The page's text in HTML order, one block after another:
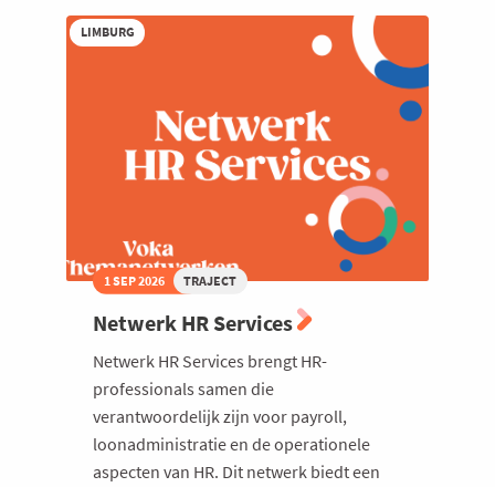
LIMBURG
1 SEP 2026 TRAJECT
Netwerk HR Services
Netwerk HR Services brengt HR-
professionals samen die
verantwoordelijk zijn voor payroll,
loonadministratie en de operationele
aspecten van HR. Dit netwerk biedt een